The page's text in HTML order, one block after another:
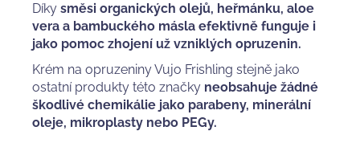
Díky směsi organických olejů, heřmánku, aloe
vera a bambuckého másla efektivně funguje i
jako pomoc zhojení už vzniklých opruzenin.
Krém na opruzeniny Vujo Frishling stejně jako
ostatní produkty této značky neobsahuje žádné
škodlivé chemikálie jako parabeny, minerální
oleje, mikroplasty nebo PEGy.